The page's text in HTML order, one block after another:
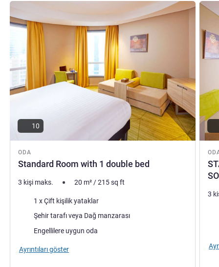
ODA
Standard Room with 1 double bed
Ayrıntıları göster
10
3 kişi maks. 20 m²/215sq ft
1 x Çift kişilik yataklar
Manzara:
Şehir tarafı veya Dağ manzarası
Engellilere uygun oda
Ayrıntıları göster
3